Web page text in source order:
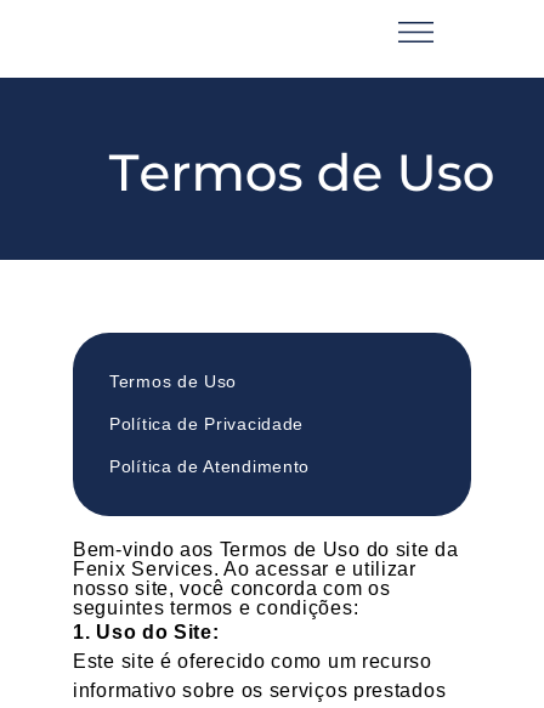
Termos de Uso
Política de Privacidade
Política de Atendimento
Bem-vindo aos Termos de Uso do site da
Fenix Services. Ao acessar e utilizar
nosso site, você concorda com os
seguintes termos e condições:
1. Uso do Site:
Este site é oferecido como um recurso
informativo sobre os serviços prestados